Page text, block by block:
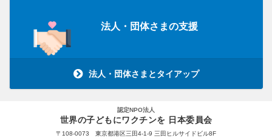
法人・団体さまの支援
法人・団体さまとタイアップ
認定NPO法人
世界の子どもにワクチンを 日本委員会
〒108-0073 東京都港区三田4-1-9 三田ヒルサイドビル8F